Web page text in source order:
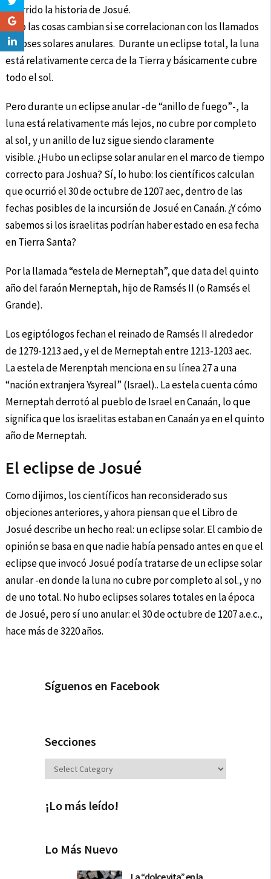
ocurrido la historia de Josué.
Pero las cosas cambian si se correlacionan con los llamados
eclipses solares anulares. Durante un eclipse total, la luna
está relativamente cerca de la Tierra y básicamente cubre
todo el sol.
Pero durante un eclipse anular -de “anillo de fuego”-, la
luna está relativamente más lejos, no cubre por completo
al sol, y un anillo de luz sigue siendo claramente
visible. ¿Hubo un eclipse solar anular en el marco de tiempo
correcto para Joshua? Sí, lo hubo: los científicos calculan
que ocurrió el 30 de octubre de 1207 aec, dentro de las
fechas posibles de la incursión de Josué en Canaán. ¿Y cómo
sabemos si los israelitas podrían haber estado en esa fecha
en Tierra Santa?
Por la llamada “estela de Merneptah”, que data del quinto
año del faraón Merneptah, hijo de Ramsés II (o Ramsés el
Grande).
Los egiptólogos fechan el reinado de Ramsés II alrededor
de 1279-1213 aed, y el de Merneptah entre 1213-1203 aec.
La estela de Merenptah menciona en su línea 27 a una
“nación extranjera Ysyreal” (Israel).. La estela cuenta cómo
Merneptah derrotó al pueblo de Israel en Canaán, lo que
significa que los israelitas estaban en Canaán ya en el quinto
año de Merneptah.
El eclipse de Josué
Como dijimos, los científicos han reconsiderado sus
objeciones anteriores, y ahora piensan que el Libro de
Josué describe un hecho real: un eclipse solar. El cambio de
opinión se basa en que nadie había pensado antes en que el
eclipse que invocó Josué podía tratarse de un eclipse solar
anular -en donde la luna no cubre por completo al sol., y no
de uno total. No hubo eclipses solares totales en la época
de Josué, pero sí uno anular: el 30 de octubre de 1207 a.e.c.,
hace más de 3220 años.
Síguenos en Facebook
Secciones
Secciones
¡Lo más leído!
Lo Más Nuevo
La “dolce vita” en la